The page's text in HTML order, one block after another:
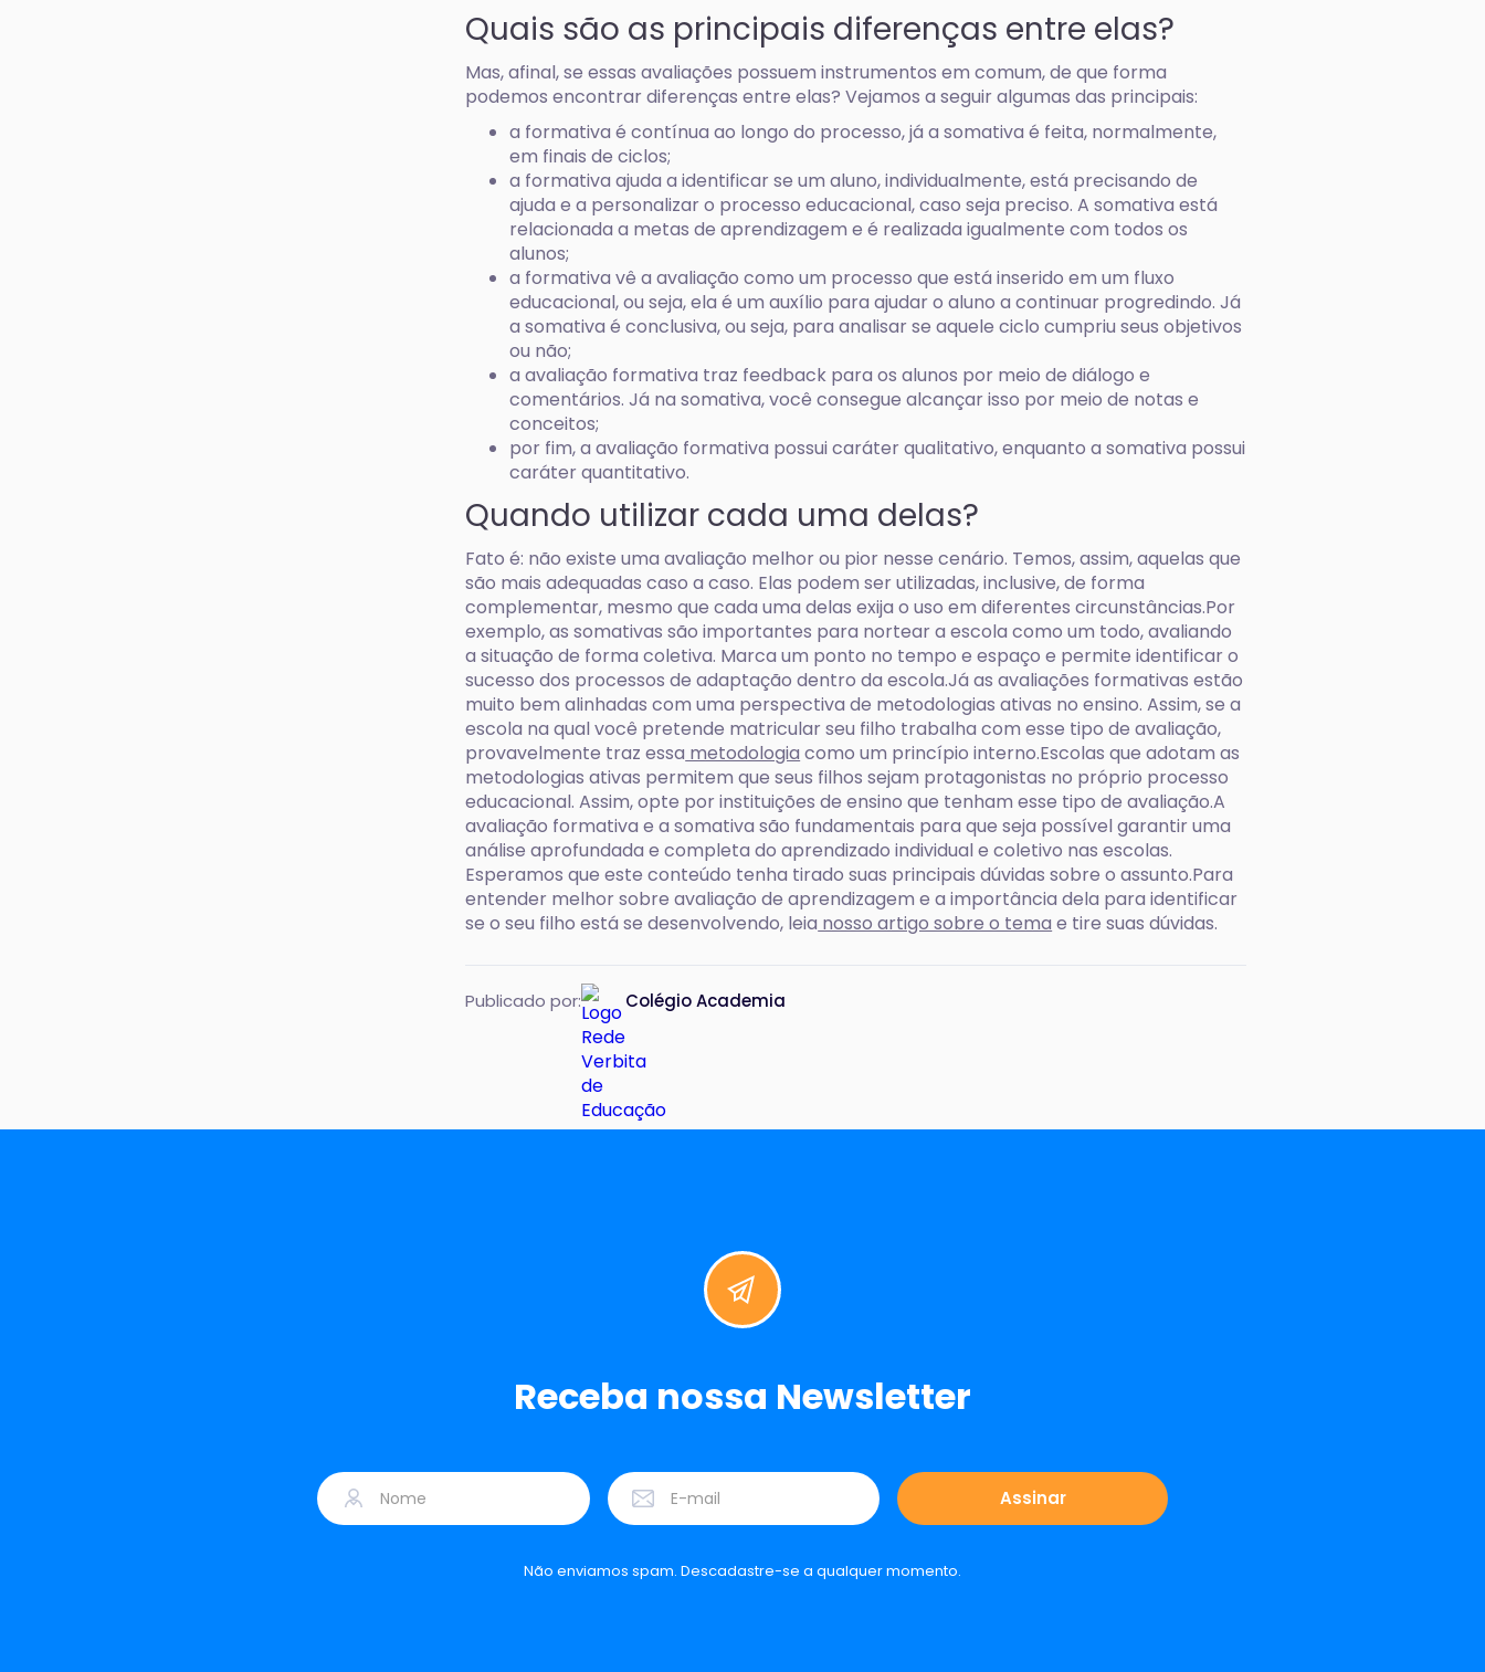
Quais são as principais diferenças entre elas?
Mas, afinal, se essas avaliações possuem instrumentos em comum, de que forma
podemos encontrar diferenças entre elas? Vejamos a seguir algumas das principais:
a formativa é contínua ao longo do processo, já a somativa é feita, normalmente,
em finais de ciclos;
a formativa ajuda a identificar se um aluno, individualmente, está precisando de
ajuda e a personalizar o processo educacional, caso seja preciso. A somativa está
relacionada a metas de aprendizagem e é realizada igualmente com todos os
alunos;
a formativa vê a avaliação como um processo que está inserido em um fluxo
educacional, ou seja, ela é um auxílio para ajudar o aluno a continuar progredindo. Já
a somativa é conclusiva, ou seja, para analisar se aquele ciclo cumpriu seus objetivos
ou não;
a avaliação formativa traz feedback para os alunos por meio de diálogo e
comentários. Já na somativa, você consegue alcançar isso por meio de notas e
conceitos;
por fim, a avaliação formativa possui caráter qualitativo, enquanto a somativa possui
caráter quantitativo.
Quando utilizar cada uma delas?
Fato é: não existe uma avaliação melhor ou pior nesse cenário. Temos, assim, aquelas que
são mais adequadas caso a caso. Elas podem ser utilizadas, inclusive, de forma
complementar, mesmo que cada uma delas exija o uso em diferentes circunstâncias.Por
exemplo, as somativas são importantes para nortear a escola como um todo, avaliando
a situação de forma coletiva. Marca um ponto no tempo e espaço e permite identificar o
sucesso dos processos de adaptação dentro da escola.Já as avaliações formativas estão
muito bem alinhadas com uma perspectiva de metodologias ativas no ensino. Assim, se a
escola na qual você pretende matricular seu filho trabalha com esse tipo de avaliação,
provavelmente traz essa metodologia como um princípio interno.Escolas que adotam as
metodologias ativas permitem que seus filhos sejam protagonistas no próprio processo
educacional. Assim, opte por instituições de ensino que tenham esse tipo de avaliação.A
avaliação formativa e a somativa são fundamentais para que seja possível garantir uma
análise aprofundada e completa do aprendizado individual e coletivo nas escolas.
Esperamos que este conteúdo tenha tirado suas principais dúvidas sobre o assunto.Para
entender melhor sobre avaliação de aprendizagem e a importância dela para identificar
se o seu filho está se desenvolvendo, leia nosso artigo sobre o tema e tire suas dúvidas.
Publicado por: Colégio Academia
Receba nossa Newsletter
Não enviamos spam. Descadastre-se a qualquer momento.